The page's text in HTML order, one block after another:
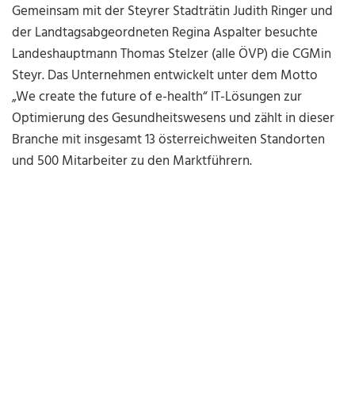
Gemeinsam mit der Steyrer Stadträtin Judith Ringer und
der Landtagsabgeordneten Regina Aspalter besuchte
Landeshauptmann Thomas Stelzer (alle ÖVP) die CGMin
Steyr. Das Unternehmen entwickelt unter dem Motto
„We create the future of e-health“ IT-Lösungen zur
Optimierung des Gesundheitswesens und zählt in dieser
Branche mit insgesamt 13 österreichweiten Standorten
und 500 Mitarbeiter zu den Marktführern.